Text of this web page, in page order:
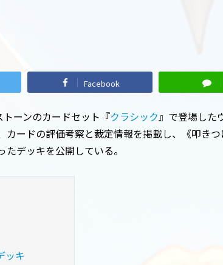
Facebook
ーンのカードセット『クラシック』で登場した
カードの評価考察と裁定情報を掲載し、《叩き
デッキを公開している。
ッキ